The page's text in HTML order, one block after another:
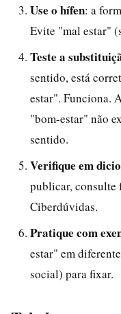
Use o hífen: a
Evite "mal estar"
Teste a
sentido, está
estar". Funciona.
"bom-estar" não
sentido.
Verifique em
publicar, consulte
Ciberdúvidas.
Pratique com
estar" em
social) para fixar.